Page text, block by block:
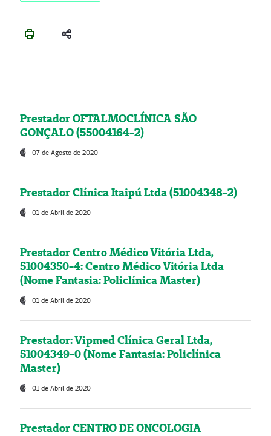
Prestador OFTALMOCLÍNICA SÃO
GONÇALO (55004164-2)
07 de Agosto de 2020
Prestador Clínica Itaipú Ltda (51004348-2)
01 de Abril de 2020
Prestador Centro Médico Vitória Ltda,
51004350-4: Centro Médico Vitória Ltda
(Nome Fantasia: Policlínica Master)
01 de Abril de 2020
Prestador: Vipmed Clínica Geral Ltda,
51004349-0 (Nome Fantasia: Policlínica
Master)
01 de Abril de 2020
Prestador CENTRO DE ONCOLOGIA